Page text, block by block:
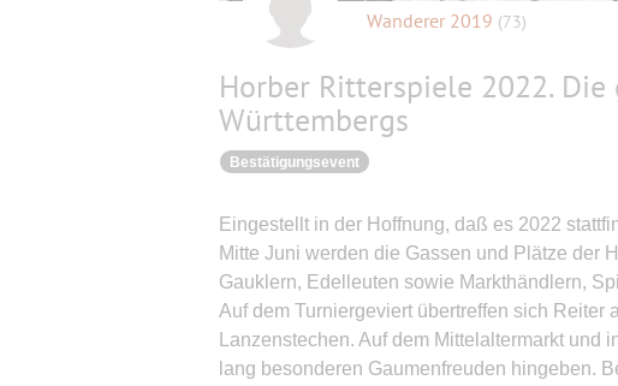
Wanderer 2019 (73)
Horber Ritterspiele 2022.
Württembergs
Bestätigungsevent
Eingestellt in der Hoffnung, daß es 2022
Mitte Juni werden die Gassen und Plätze der
Gauklern, Edelleuten sowie Markthändlern,
Auf dem Turniergeviert übertreffen sich Reiter
Lanzenstechen. Auf dem Mittelaltermarkt und
lang besonderen Gaumenfreuden hingeben.